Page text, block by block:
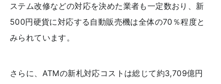
ステム改修などの対応を決めた業者も一定数おり、新
500円硬貨に対応する自動販売機は全体の70％程度と
みられています。
さらに、ATMの新札対応コストは総じて約3,709億円